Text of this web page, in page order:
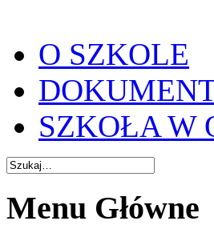
O SZKOLE
SZKOŁA W
Menu Główne